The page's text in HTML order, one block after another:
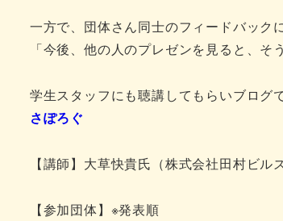
一方で、団体さん同士のフィードバック
「今後、他の人のプレゼンを見ると、そ
学生スタッフにも聴講してもらいブログ
さぽろぐ
【講師】大草快貴氏（株式会社田村ビル
【参加団体】※発表順